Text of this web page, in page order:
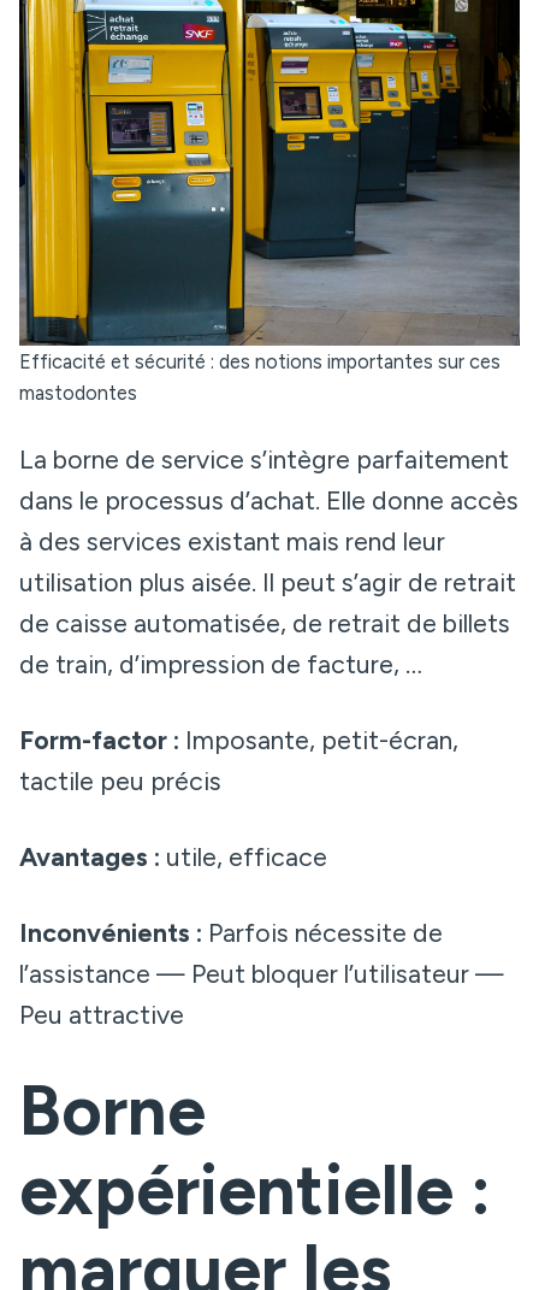
Efficacité et sécurité : des notions importantes sur ces
mastodontes
La borne de service s’intègre parfaitement
dans le processus d’achat. Elle donne accès
à des services existant mais rend leur
utilisation plus aisée. Il peut s’agir de retrait
de caisse automatisée, de retrait de billets
de train, d’impression de facture, …
Form-factor : Imposante, petit-écran,
tactile peu précis
Avantages : utile, efficace
Inconvénients : Parfois nécessite de
l’assistance — Peut bloquer l’utilisateur —
Peu attractive
Borne
expérientielle :
marquer les